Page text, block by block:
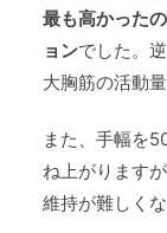
最も高かった
ョンでした。
大胸筋の活動
また、手幅を
ね上がります
維持が難しくな